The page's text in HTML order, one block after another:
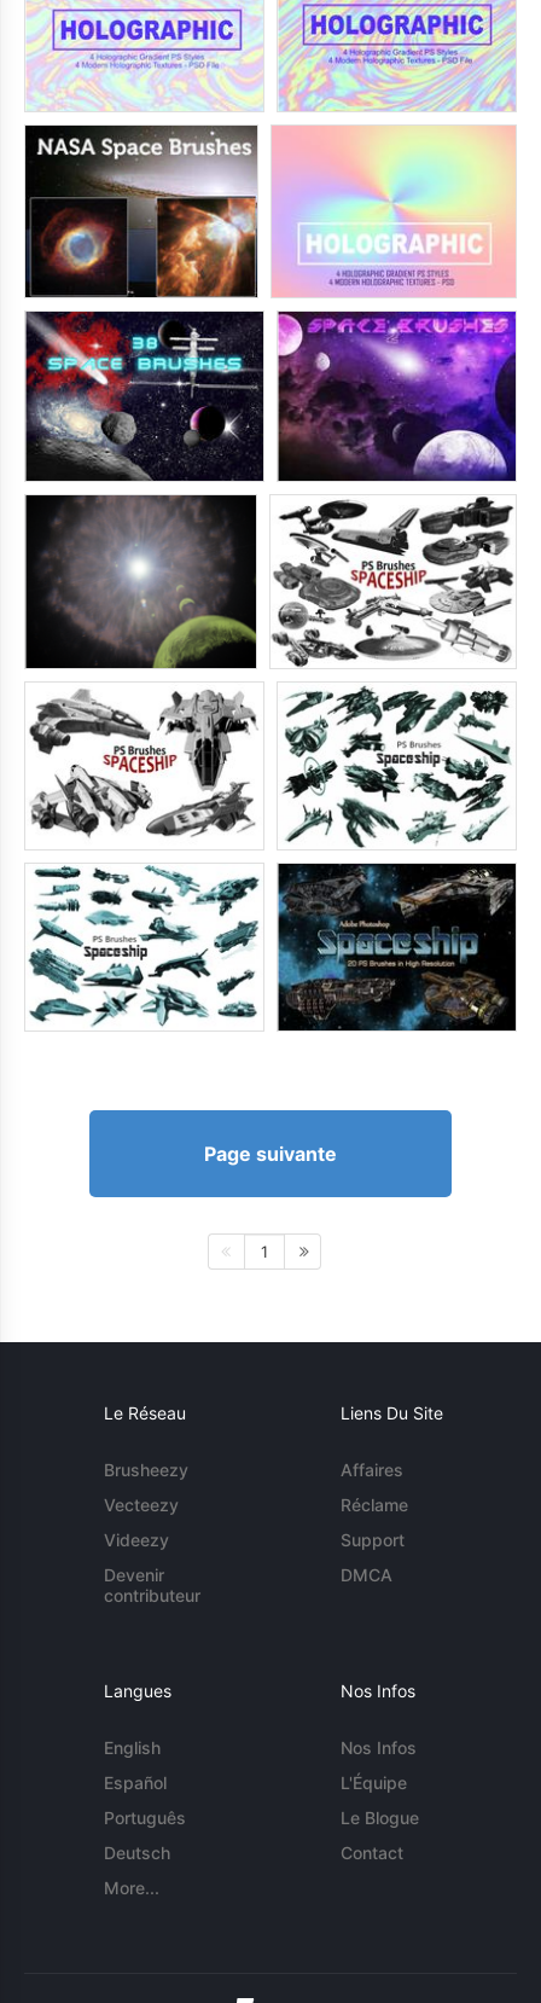
Page suivante
1
Le Réseau
Brusheezy
Vecteezy
Videezy
Devenir
contributeur
Liens Du Site
Affaires
Réclame
Support
DMCA
Langues
English
Español
Português
Deutsch
More...
Nos Infos
Nos Infos
L'Équipe
Le Blogue
Contact